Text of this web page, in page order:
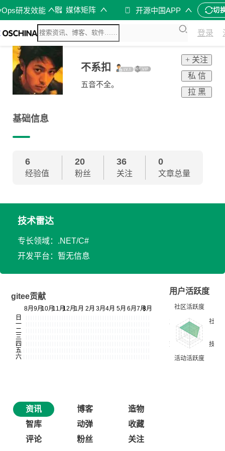
研发效能 媒体矩阵 开源中国APP 切
登录
不系扣
五音不全。
+ 关注
私 信
拉 黑
基础信息
6
经验值
20
粉丝
36
关注
0
文章总量
技术雷达
专长领域：.NET/C#
开发平台：暂无信息
gitee贡献
用户活跃度
资讯 博客
造物
智库
动弹
收藏
评论
粉丝 关注